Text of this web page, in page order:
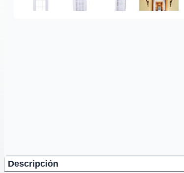
Descripción